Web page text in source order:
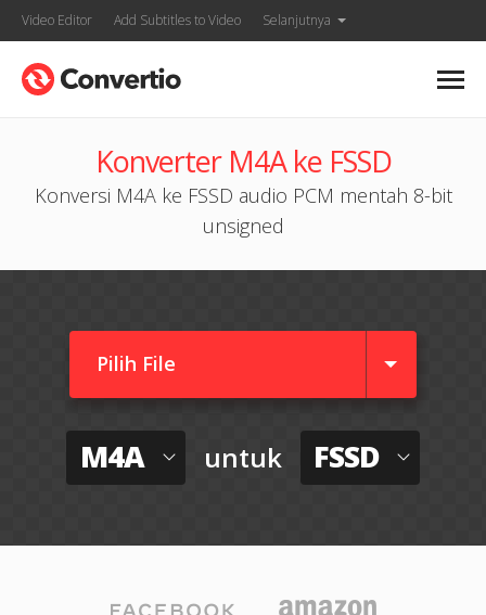
Video Editor Add Subtitles to Video Selanjutnya
Konverter M4A ke FSSD
Konversi M4A ke FSSD audio PCM mentah 8-bit
unsigned
Pilih File
M4A untuk FSSD